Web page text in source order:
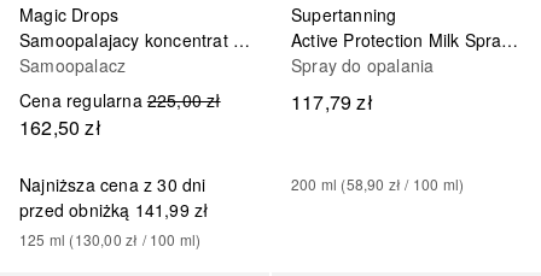
Magic Drops
Samoopalajacy koncentrat do ciała
Samoopalacz
Cena regularna 225,00 zł
162,50 zł
Najniższa cena z 30 dni
przed obniżką 141,99 zł
125 ml (130,00 zł / 100 ml)
Supertanning
Active Protection Milk Spray SPF 50
Spray do opalania
117,79 zł
200 ml (58,90 zł / 100 ml)
+ 4